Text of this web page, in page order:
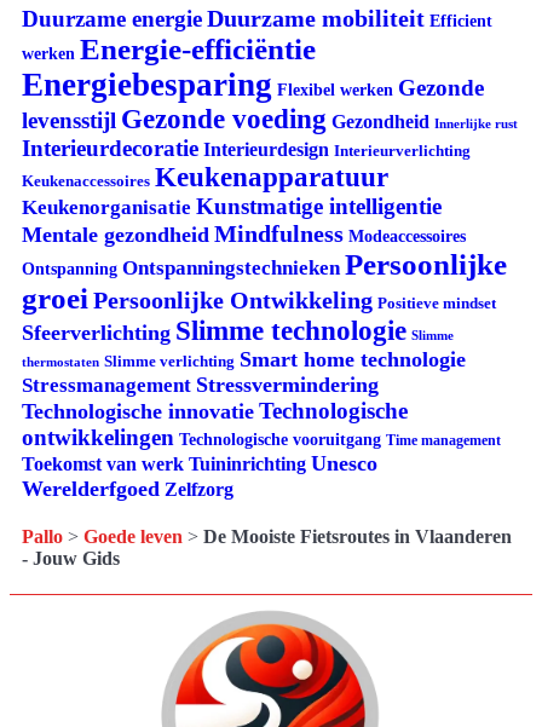
Duurzame energieDuurzame mobiliteit Efficient
werken Energie-efficiëntie
Energiebesparing Flexibel werken Gezonde
levensstijl Gezonde voeding Gezondheid Innerlijke rust
Interieurdecoratie Interieurdesign Interieurverlichting
Keukenaccessoires Keukenapparatuur
Keukenorganisatie Kunstmatige intelligentie
Mentale gezondheid Mindfulness Modeaccessoires
Ontspanning Ontspanningstechnieken Persoonlijke
groeiPersoonlijke Ontwikkeling Positieve mindset
Sfeerverlichting Slimme technologie Slimme
thermostaten Slimme verlichting Smart home technologie
Stressmanagement Stressvermindering
Technologische innovatie Technologische
ontwikkelingen Technologische vooruitgang Time management
Toekomst van werk Tuininrichting Unesco
Werelderfgoed Zelfzorg
Pallo > Goede leven > De Mooiste Fietsroutes in Vlaanderen
- Jouw Gids